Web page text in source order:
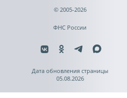
© 2005-2026
ФНС России
Дата обновления страницы
05.08.2026